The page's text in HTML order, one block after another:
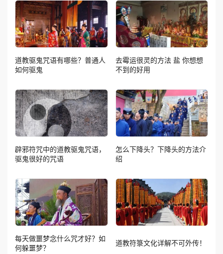
道教驱鬼咒语有哪些？普通人
如何驱鬼
去霉运很灵的方法 盐 你想想
不到的好用
辟邪符咒中的道教驱鬼咒语，
驱鬼很好的咒语
怎么下降头？下降头的方法介
绍
每天做噩梦念什么咒才好？如
何躲噩梦？
道教符箓文化详解不可外传！